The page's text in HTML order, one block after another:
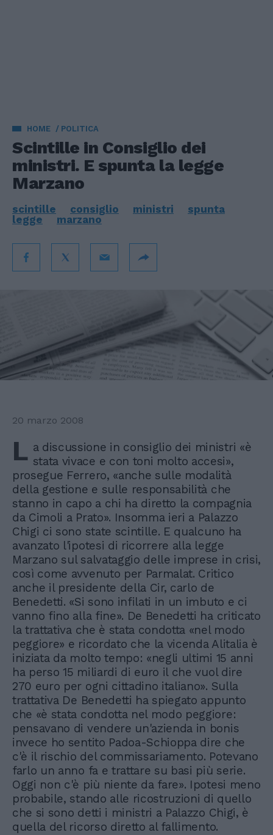
HOME POLITICA
Scintille in Consiglio dei
ministri. E spunta la legge
Marzano
scintille consiglio ministri
spunta
legge
marzano
20 marzo 2008
L a discussione in consiglio dei ministri «è
stata vivace e con toni molto accesi»,
prosegue Ferrero, «anche sulle modalità
della gestione e sulle responsabilità che
stanno in capo a chi ha diretto la compagnia
da Cimoli a Prato». Insomma ieri a Palazzo
Chigi ci sono state scintille. E qualcuno ha
avanzato l'ipotesi di ricorrere alla legge
Marzano sul salvataggio delle imprese in crisi,
così come avvenuto per Parmalat. Critico
anche il presidente della Cir, carlo de
Benedetti. «Si sono infilati in un imbuto e ci
vanno fino alla fine». De Benedetti ha criticato
la trattativa che è stata condotta «nel modo
peggiore» e ricordato che la vicenda Alitalia è
iniziata da molto tempo: «negli ultimi 15 anni
ha perso 15 miliardi di euro il che vuol dire
270 euro per ogni cittadino italiano». Sulla
trattativa De Benedetti ha spiegato appunto
che «è stata condotta nel modo peggiore:
pensavano di vendere un'azienda in bonis
invece ho sentito Padoa-Schioppa dire che
c'è il rischio del commissariamento. Potevano
farlo un anno fa e trattare su basi più serie.
Oggi non c'è più niente da fare». Ipotesi meno
probabile, stando alle ricostruzioni di quello
che si sono detti i ministri a Palazzo Chigi, è
quella del ricorso diretto al fallimento.